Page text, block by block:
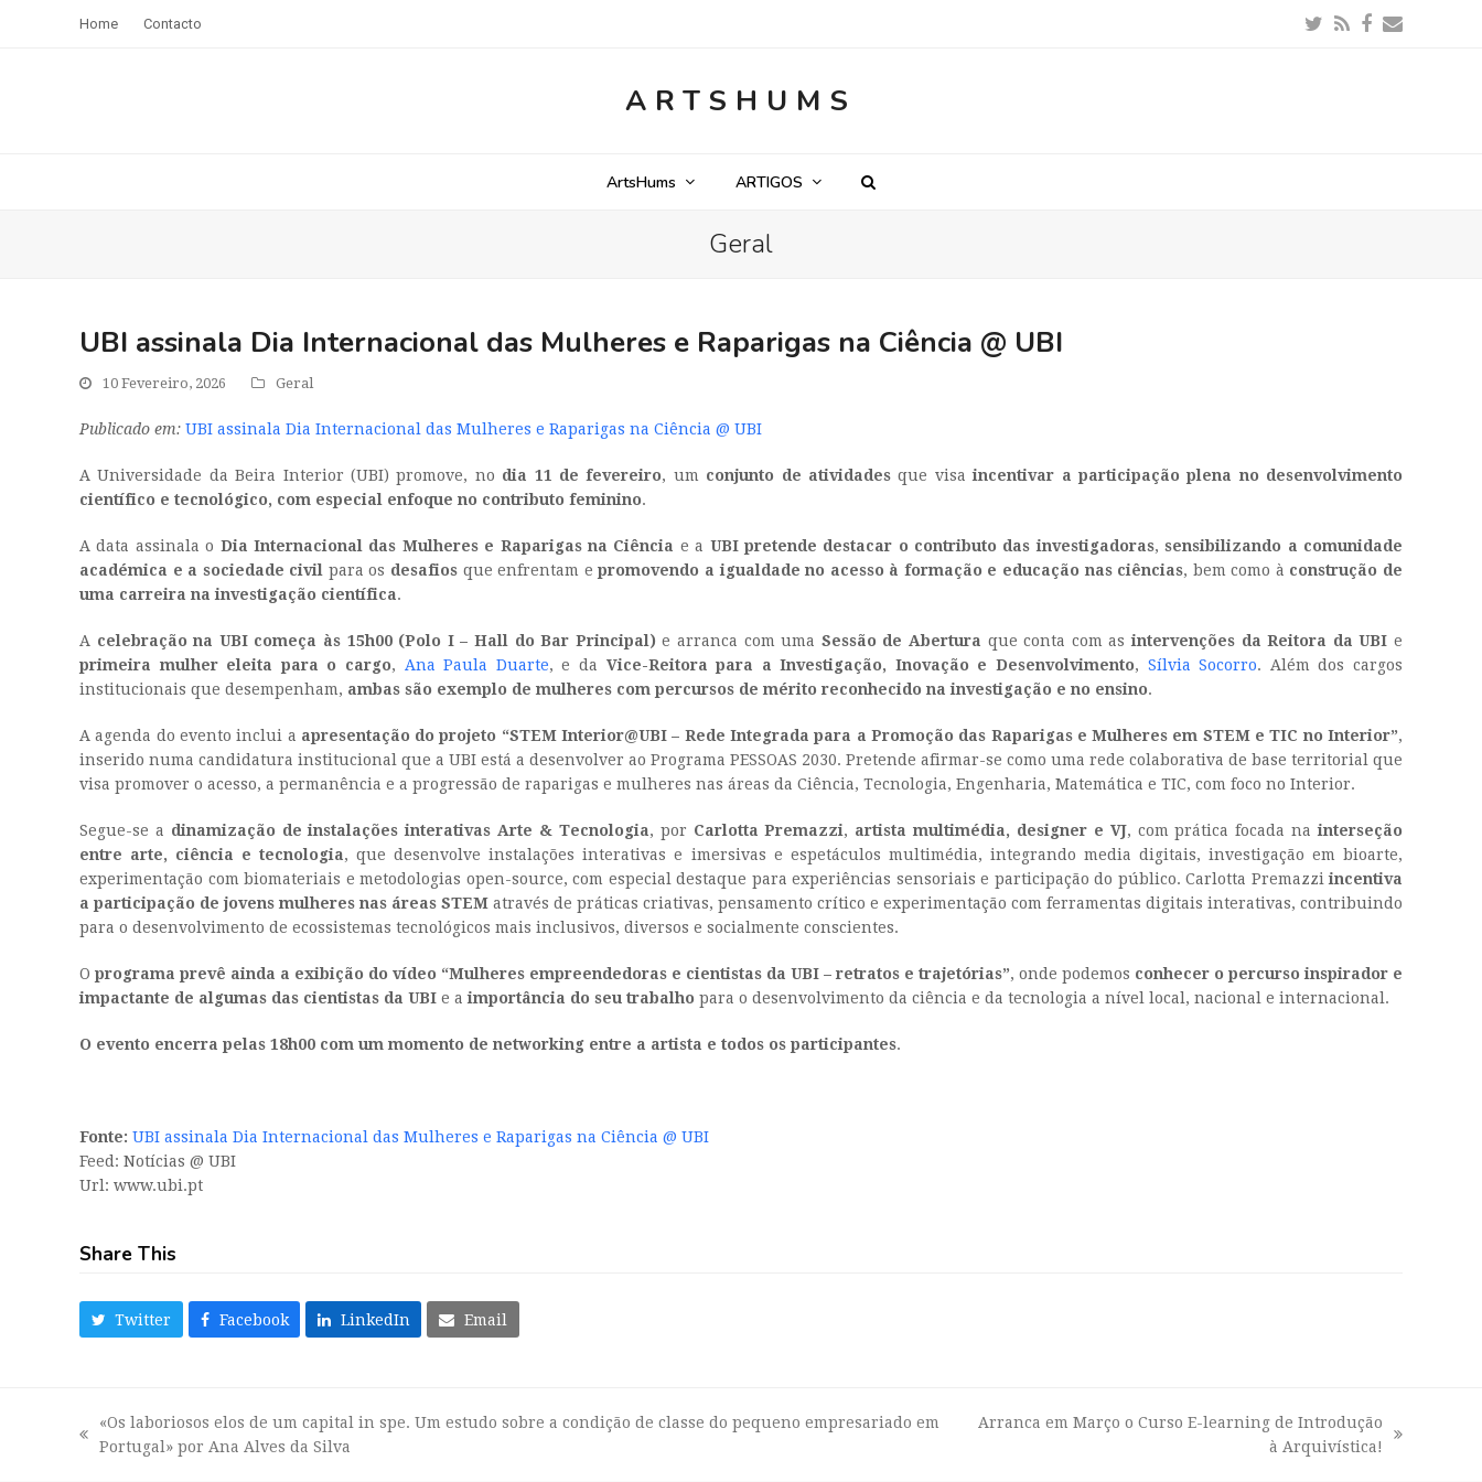
Home Contacto Twitter
RSSFacebook
Email
ARTSHUMS
ArtsHums ARTIGOS
Geral
UBI assinala Dia Internacional das Mulheres e Raparigas na Ciência @ UBI
10 Fevereiro, 2026 Geral
Publicado em: UBI assinala Dia Internacional das Mulheres e Raparigas na Ciência @ UBI
A Universidade da Beira Interior (UBI) promove, no dia 11 de fevereiro, um conjunto de atividadesque visaincentivar a participação plena no desenvolvimento
científico e tecnológico, com especial enfoque no contributo feminino.
A data assinala o Dia Internacional das Mulheres e Raparigas na Ciência e a UBI pretende destacar o contributo das investigadoras,sensibilizando a comunidade
académica e a sociedade civil para os desafios que enfrentam epromovendo a igualdade no acesso à formação e educação nas ciências, bem como à construção de
uma carreira na investigação científica.
A celebração na UBI começa às 15h00 (Polo I – Hall do Bar Principal) e arranca com uma Sessão de Abertura que conta com asintervenções da Reitora da UBI e
primeira mulher eleita para o cargo, Ana Paula Duarte, e da Vice-Reitora para a Investigação, Inovação e Desenvolvimento, Sílvia Socorro. Além dos cargos
institucionais que desempenham, ambas são exemplo de mulheres com percursos de mérito reconhecido na investigação e no ensino.
A agenda do evento inclui a apresentação do projeto “STEM Interior@UBI – Rede Integrada para a Promoção das Raparigas e Mulheres em STEM e TIC no Interior”,
inserido numa candidatura institucional que a UBI está a desenvolver ao Programa PESSOAS 2030. Pretende afirmar-se como uma rede colaborativa de base territorial que
visa promover o acesso, a permanência e a progressão de raparigas e mulheres nas áreas da Ciência, Tecnologia, Engenharia, Matemática e TIC, com foco no Interior.
Segue-se a dinamização de instalações interativas Arte & Tecnologia, por Carlotta Premazzi, artista multimédia, designer e VJ, com prática focada nainterseção
entre arte, ciência e tecnologia, que desenvolve instalações interativas e imersivas e espetáculos multimédia, integrando media digitais, investigação em bioarte,
experimentação com biomateriais e metodologias open-source, com especial destaque para experiências sensoriais e participação do público. Carlotta Premazziincentiva
a participação de jovens mulheres nas áreas STEM através de práticas criativas, pensamento crítico e experimentação com ferramentas digitais interativas, contribuindo
para o desenvolvimento de ecossistemas tecnológicos mais inclusivos, diversos e socialmente conscientes.
O programa prevê ainda a exibição do vídeo “Mulheres empreendedoras e cientistas da UBI – retratos e trajetórias”, onde podemos conhecer o percurso inspirador e
impactante de algumas das cientistas da UBI e aimportância do seu trabalho para o desenvolvimento da ciência e da tecnologia a nível local, nacional e internacional.
O evento encerra pelas 18h00 com um momento de networking entre a artista e todos os participantes.
Fonte: UBI assinala Dia Internacional das Mulheres e Raparigas na Ciência @ UBI
Feed: Notícias @ UBI
Url: www.ubi.pt
Share This
Twitter Facebook LinkedIn Email
previous
«Os laboriosos elos de um capital in spe. Um estudo sobre a condição de classe do pequeno empresariado em
Portugal» por Ana Alves da Silva
Arranca em Março o Curso E-learning de Introdução
à Arquivística!